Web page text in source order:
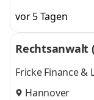
vor 5 Tagen
Rechtsanwalt
Fricke Finance &
Hannover